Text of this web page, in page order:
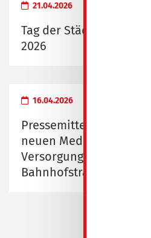
21.04.2026
Tag der
2026
16.04.2026
Pressemitteilung zur
neuen Medizinischen
Versorgungszentrums
Bahnhofstraße 1/2